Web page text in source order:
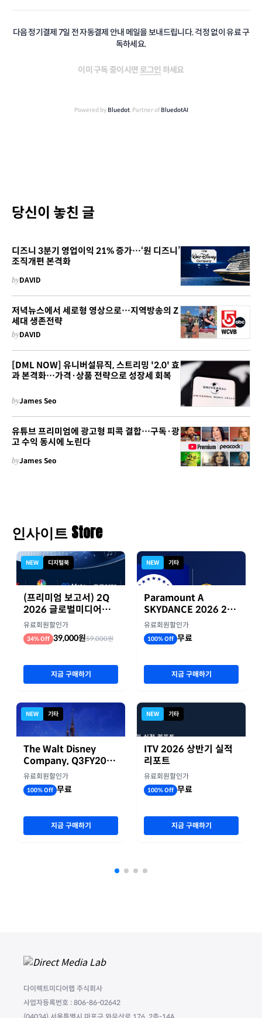
다음 정기결제 7일 전 자동결제 안내 메일을 보내드립니다. 걱정 없이 유료 구
독하세요.
이미 구독 중이시면 로그인 하세요
Powered by Bluedot, Partner of BluedotAI
당신이 놓친 글
디즈니 3분기 영업이익 21% 증가…‘원 디즈니’
조직개편 본격화
byDAVID
저녁뉴스에서 세로형 영상으로…지역방송의 Z
세대 생존전략
byDAVID
[DML NOW] 유니버설뮤직, 스트리밍 '2.0' 효
과 본격화…가격·상품 전략으로 성장세 회복
byJames Seo
유튜브 프리미엄에 광고형 피콕 결합…구독·광
고 수익 동시에 노린다
byJames Seo
인사이트 Store
NEW 디지털북
(프리미엄 보고서) 2Q
2026 글로벌미디어기
업 실적 종합 보고서
유료회원할인가
34% Off 39,000원59,000원
지금 구매하기
NEW 기타
The Walt Disney
Company, Q3FY2026
실적자료
유료회원할인가
100% Off 무료
지금 구매하기
NEW 기타
Paramount A
SKYDANCE 2026 2분
기 실적
유료회원할인가
100% Off 무료
지금 구매하기
NEW 기타
ITV 2026 상반기 실적
리포트
유료회원할인가
100% Off 무료
지금 구매하기
다이렉트미디어랩 주식회사
사업자등록번호 : 806-86-02642